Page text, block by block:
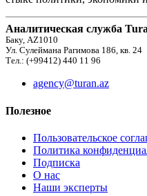
Аналитическая служба
Баку, AZ1010
Ул. Сулеймана Рагимова 186, кв. 24
Тел.: (+99412) 440 11 96
agency@turan.az
Полезное
Пользовательское
Политика
Подписка
О нас
Наши эксперты